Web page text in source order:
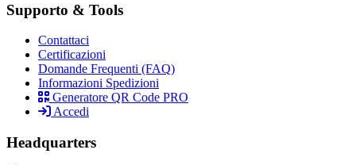
Supporto & Tools
Contattaci
Certificazioni
Domande Frequenti (FAQ)
Informazioni Spedizioni
Generatore QR Code PRO
Accedi
Headquarters